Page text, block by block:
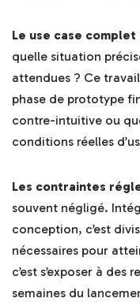
Le use case complet
quelle situation
attendues ? Ce
phase de prototype
contre-intuitive ou
conditions réelles
Les contraintes
souvent négligé.
conception, c’est
nécessaires pour
c’est s’exposer à
semaines du